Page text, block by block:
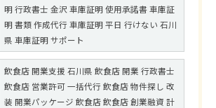
明 行政書士 金沢 車庫証明 使用承諾書 車庫証
明 書類 作成代行 車庫証明 平日 行けない 石川
県 車庫証明 サポート
飲食店 開業支援 石川県 飲食店 開業 行政書士
飲食店 営業許可 一括代行 飲食店 物件探し 改
装 開業パッケージ 飲食店 飲食店 創業融資 計